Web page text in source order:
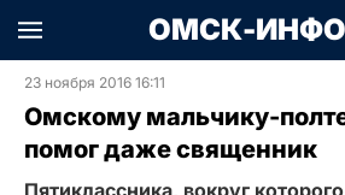
ОМСК-
23 ноября 2016 16:11
Омскому мальчику-
помог даже священник
Пятиклассника, вокруг